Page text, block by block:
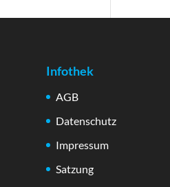
Infothek
AGB
Datenschutz
Impressum
Satzung